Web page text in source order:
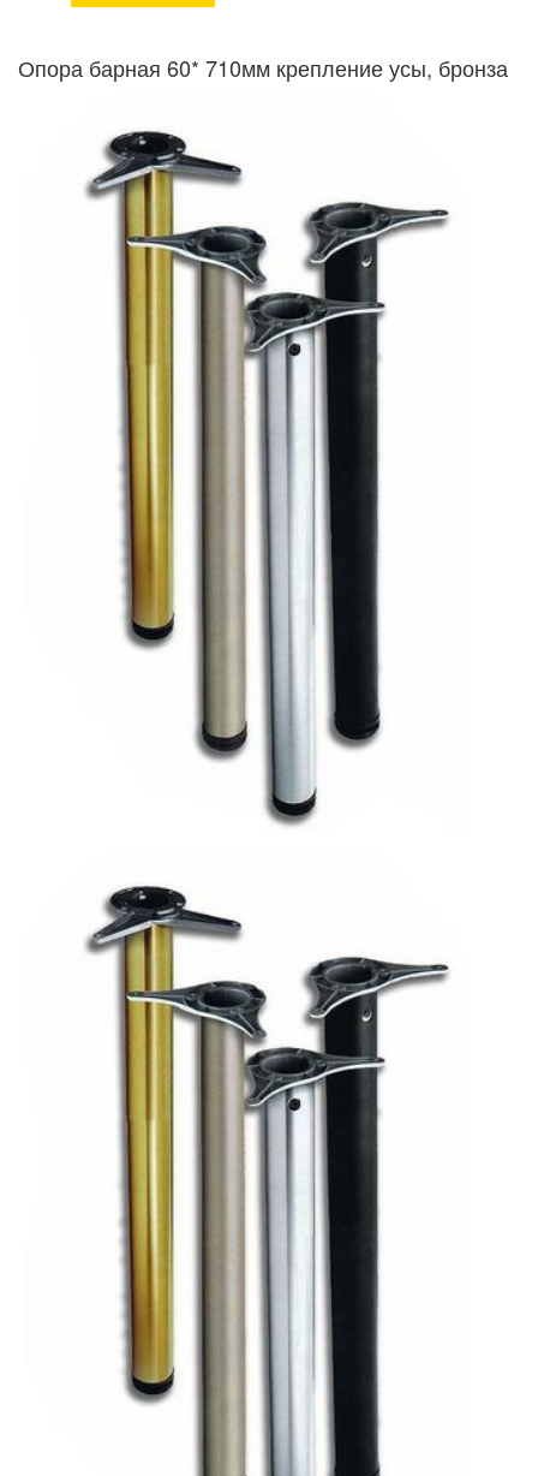
Опора барная 60* 710мм крепление усы, бронза